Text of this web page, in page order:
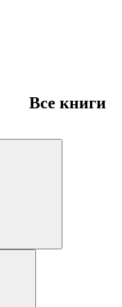
Все книги